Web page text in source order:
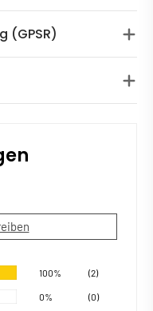
(GPSR)
100% (2)
0% (0)